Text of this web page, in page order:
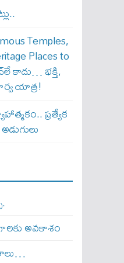
Temples,
Places to
కాదు… భక్తి,
యాత్ర!
ప్రత్యేక
అవకాశం